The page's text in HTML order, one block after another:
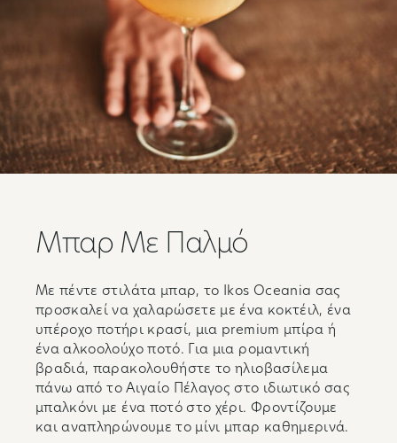
Μπαρ Με Παλμό
Με πέντε στιλάτα μπαρ, το Ikos Oceania σας
προσκαλεί να χαλαρώσετε με ένα κοκτέιλ, ένα
υπέροχο ποτήρι κρασί, μια premium μπίρα ή
ένα αλκοολούχο ποτό. Για μια ρομαντική
βραδιά, παρακολουθήστε το ηλιοβασίλεμα
πάνω από το Αιγαίο Πέλαγος στο ιδιωτικό σας
μπαλκόνι με ένα ποτό στο χέρι. Φροντίζουμε
και αναπληρώνουμε το μίνι μπαρ καθημερινά.